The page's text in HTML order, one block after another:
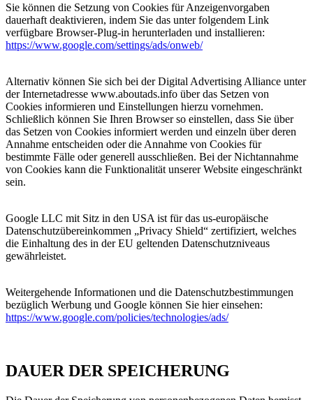
Sie können die Setzung von Cookies für Anzeigenvorgaben
dauerhaft deaktivieren, indem Sie das unter folgendem Link
verfügbare Browser-Plug-in herunterladen und installieren:
https://www.google.com/settings/ads/onweb/
Alternativ können Sie sich bei der Digital Advertising Alliance unter
der Internetadresse www.aboutads.info über das Setzen von
Cookies informieren und Einstellungen hierzu vornehmen.
Schließlich können Sie Ihren Browser so einstellen, dass Sie über
das Setzen von Cookies informiert werden und einzeln über deren
Annahme entscheiden oder die Annahme von Cookies für
bestimmte Fälle oder generell ausschließen. Bei der Nichtannahme
von Cookies kann die Funktionalität unserer Website eingeschränkt
sein.
Google LLC mit Sitz in den USA ist für das us-europäische
Datenschutzübereinkommen „Privacy Shield“ zertifiziert, welches
die Einhaltung des in der EU geltenden Datenschutzniveaus
gewährleistet.
Weitergehende Informationen und die Datenschutzbestimmungen
bezüglich Werbung und Google können Sie hier einsehen:
https://www.google.com/policies/technologies/ads/
DAUER DER SPEICHERUNG